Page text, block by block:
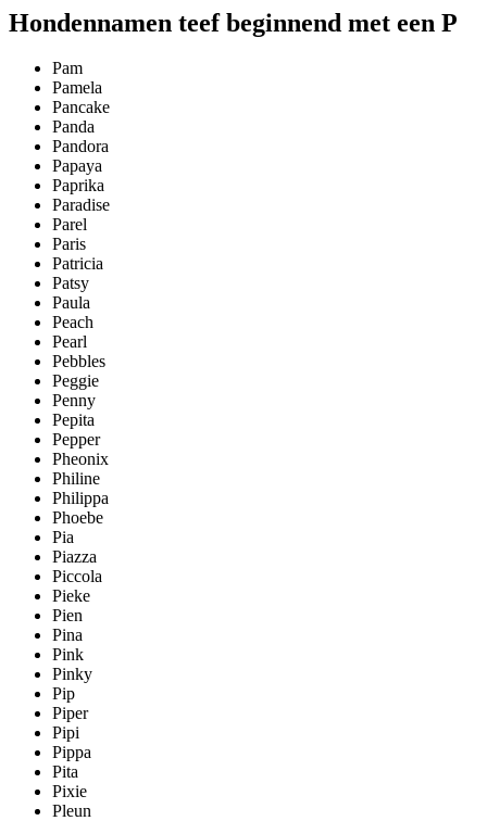
Hondennamen teef beginnend met een P
Pam
Pamela
Pancake
Panda
Pandora
Papaya
Paprika
Paradise
Parel
Paris
Patricia
Patsy
Paula
Peach
Pearl
Pebbles
Peggie
Penny
Pepita
Pepper
Pheonix
Philine
Philippa
Phoebe
Pia
Piazza
Piccola
Pieke
Pien
Pina
Pink
Pinky
Pip
Piper
Pipi
Pippa
Pita
Pixie
Pleun